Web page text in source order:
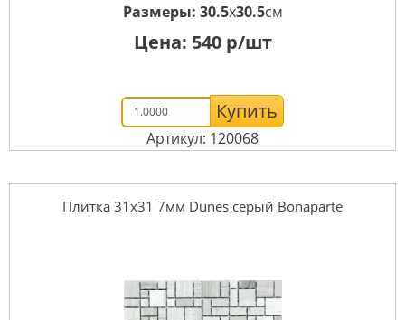
Размеры: 30.5x30.5см
Цена: 540р/шт
Купить
Артикул: 120068
Плитка 31x31 7мм Dunes серый Bonaparte